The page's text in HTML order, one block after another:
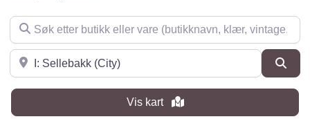
Søk etter butikk eller vare (butikknavn, klær, vintage, møbler
Søk i nærheten
Vis kart